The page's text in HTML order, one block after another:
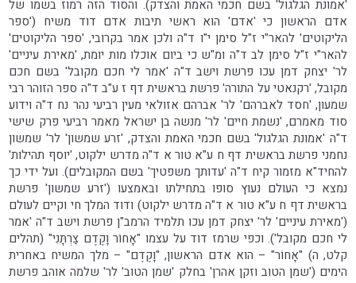
'אמונת הגלגול' בשם חכמי האמת והצדק). והסוד הזה רמוז בשמו של
אדם הראשון כי 'אדם' הוא ראשי תיבות אדם דוד משיח ('ספר
הליקוטים' להאר"י ז"ל סימן י"ו ד"ה ולכן אמר בקרובי, 'ספר הליקוטים'
להאר"י ז"ל סימן לב ד"ה ומ"ש כי ביום אוכלו מות יומת, 'מאירת עיניים'
לר' יצחק דמן עכו פרשת וישב ד"ה 'אמר לי חכם מקובל' בשם חכם
מקובל, 'רקנאטי על התורה' פרשת בראשית דף ז ע"ב ד"ה ספר הזוהר רבי
שמעון, 'חסד לאברהם' לר' אברהם אזולאי מעין רביעי נהר נח ד"ה וידוע
סוד מאמרם, 'נשמת חיים' לר' מנשה בן ישראל מאמר רביעי פרק שישי
ד"ה 'אמונת הגלגול' בשם חכמי האמת והצדק, 'זרע שמשון' לר' שמשון
נחמני פרשת בראשית דף ח ע"א טור א ד"ה מדרש ילקוט, 'יוסף תהילות'
להחיד"א מזמור קיח ד"ה 'עדותך משפטיך' בשם המקובלים). ועל ידי כך
נמצא כי העולם נעוץ סופו בתחילתו ובאמצעו ('זרע שמשון' פרשת
בראשית דף ח ע"א טור א ד"ה מדרש ילקוט) ודוד המלך חי וקיים לעולם
('מאירת עיניים' לר' יצחק דמן עכו תלמיד הרמב"ן פרשת וישב ד"ה 'אמר
לי חכם מקובל'). וכפי שרמז דוד על עצמו "אָחוֹר וָקֶדֶם צַרְתָּנִי" (תהלים
קלט, ה) "אָחוֹר" – הוא אדם הראשון, "וָקֶדֶם" – מלך המשיח באחרית
הימים ('שמן הטוב וזקן אהרן' בחלק 'שמן הטוב' לר' שלמה אוהב פרשת